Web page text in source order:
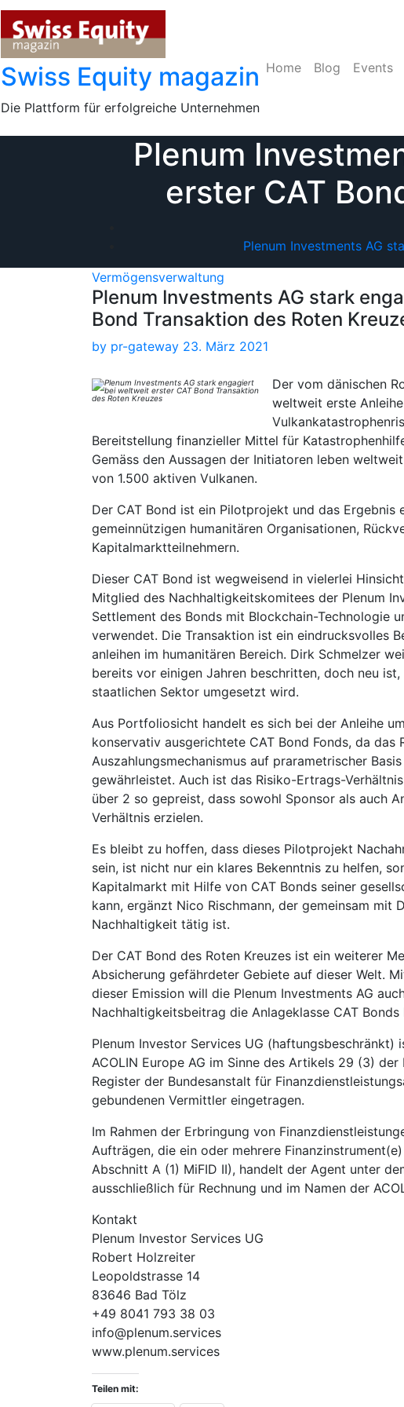
Skip
content
Swiss Equity magazin
Die Plattform für erfolgreiche Unternehmen
Home Blog Events
Plenum
erster CAT
Plenum Investments AG
Vermögensverwaltung
Plenum Investments AG stark
Bond Transaktion des Roten
by pr-gateway 23. März 2021
Der vom dänischen
weltweit erste
Bereitstellung finanzieller Mittel für
Gemäss den Aussagen der Initiatoren leben
von 1.500 aktiven Vulkanen.
Der CAT Bond ist ein Pilotprojekt und das Ergebnis
gemeinnützigen humanitären Organisationen,
Kapitalmarktteilnehmern.
Dieser CAT Bond ist wegweisend in vielerlei
Mitglied des Nachhaltigkeitskomitees der Plenum
Settlement des Bonds mit Blockchain-Technologie
verwendet. Die Transaktion ist ein eindrucksvolles
anleihen im humanitären Bereich. Dirk Schmelzer
bereits vor einigen Jahren beschritten, doch neu
staatlichen Sektor umgesetzt wird.
Aus Portfoliosicht handelt es sich bei der Anleihe
konservativ ausgerichtete CAT Bond Fonds, da
Auszahlungsmechanismus auf prarametrischer
gewährleistet. Auch ist das Risiko-Ertrags-
über 2 so gepreist, dass sowohl Sponsor als auch
Verhältnis erzielen.
Es bleibt zu hoffen, dass dieses Pilotprojekt
sein, ist nicht nur ein klares Bekenntnis zu helfen,
Kapitalmarkt mit Hilfe von CAT Bonds seiner
kann, ergänzt Nico Rischmann, der gemeinsam mit
Nachhaltigkeit tätig ist.
Der CAT Bond des Roten Kreuzes ist ein weiterer
Absicherung gefährdeter Gebiete auf dieser Welt.
dieser Emission will die Plenum Investments AG
Nachhaltigkeitsbeitrag die Anlageklasse CAT Bonds
Plenum Investor Services UG
ACOLIN Europe AG im Sinne des Artikels 29 (3) der
Register der Bundesanstalt für
gebundenen Vermittler eingetragen.
Im Rahmen der Erbringung von
Aufträgen, die ein oder mehrere
Abschnitt A (1) MiFID II), handelt der Agent unter
ausschließlich für Rechnung und im Namen der
Kontakt
Plenum Investor Services UG
Robert Holzreiter
Leopoldstrasse 14
83646 Bad Tölz
+49 8041 793 38 03
info@plenum.services
www.plenum.services
Teilen mit: